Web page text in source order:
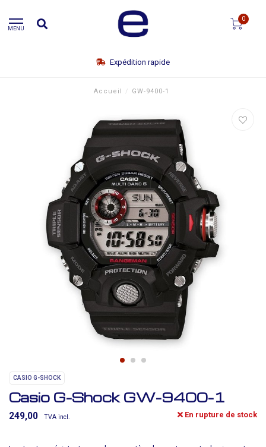
MENU
0
Expédition rapide
Accueil / GW-9400-1
CASIO G-SHOCK
Casio G-Shock GW-9400-1
249,00 TVA incl. En rupture de stock